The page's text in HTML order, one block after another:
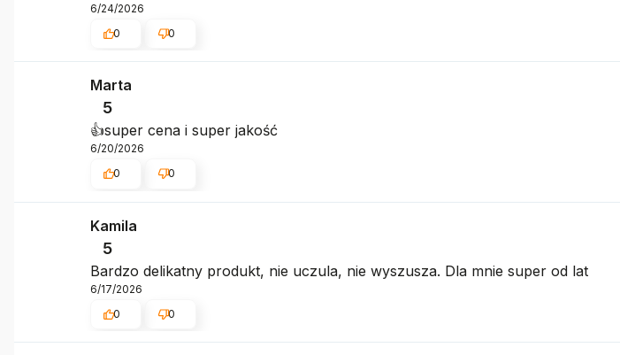
6/24/2026
0
0
Marta
5
👍️super cena i super jakość
6/20/2026
0
0
Kamila
5
Bardzo delikatny produkt, nie uczula, nie wyszusza. Dla mnie super od lat
6/17/2026
0
0